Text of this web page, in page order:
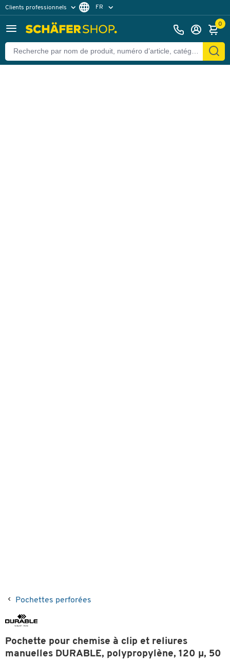
Clients professionnels
Clients particuliers
FR
0
Pochettes perforées
Pochette pour chemise à clip et reliures
manuelles DURABLE, polypropylène, 120 μ, 50
Retour